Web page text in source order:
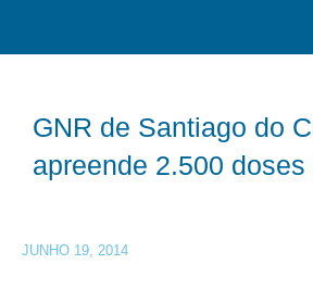
GNR de Santiago do
apreende 2.500
JUNHO 19, 2014